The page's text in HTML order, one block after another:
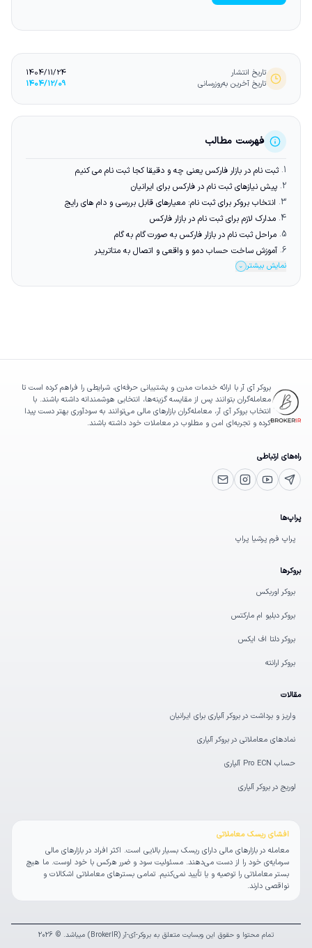
تاریخ انتشار
1404/11/24
تاریخ آخرین به‌روزرسانی
1404/12/09
فهرست مطالب
1. ثبت نام در بازار فارکس یعنی چه و دقیقا کجا ثبت نام می کنیم
2. پیش نیازهای ثبت نام در فارکس برای ایرانیان
3. انتخاب بروکر برای ثبت نام: معیارهای قابل بررسی و دام های رایج
4. مدارک لازم برای ثبت نام در بازار فارکس
5. مراحل ثبت نام در بازار فارکس به صورت گام به گام
6. آموزش ساخت حساب دمو و واقعی و اتصال به متاتریدر
نمایش بیشتر ⌄
بروکر آی آر با ارائه خدمات مدرن و پشتیبانی حرفه‌ای، شرایطی را فراهم کرده است تا
معامله‌گران بتوانند پس از مقایسه گزینه‌ها، انتخابی هوشمندانه داشته باشند. با
انتخاب بروکر آی آر، معامله‌گران بازارهای مالی می‌توانند به سودآوری بهتر دست پیدا
کرده و تجربه‌ای امن و مطلوب در معاملات خود داشته باشند.
راه‌های ارتباطی
تلگرام پشتیبانی
یوتیوباینستاگرامایمیل
پراپ‌ها
پراپ فرم پرشیا پراپ
بروکرها
بروکر اوربکس
بروکر دبلیو ام مارکتس
بروکر دلتا اف ایکس
بروکر ارانته
مقالات
واریز و برداشت در بروکر آلپاری برای ایرانیان
نمادهای معاملاتی در بروکر آلپاری
حساب Pro ECN آلپاری
لوریج در بروکر آلپاری
افشای ریسک معاملاتی
معامله در بازارهای مالی دارای ریسک بسیار بالایی است. اکثر افراد در بازارهای مالی
سرمایه‌ی خود را از دست می‌دهند. مسئولیت سود و ضرر هرکس با خود اوست. ما هیچ
بستر معاملاتی را توصیه و یا تأیید نمی‌کنیم. تمامی بسترهای معاملاتی اشکالات و
نواقصی دارند.
تمام محتوا و حقوق این وبسایت متعلق به بروکر-آی-آر (BrokerIR) میباشد. © 2026